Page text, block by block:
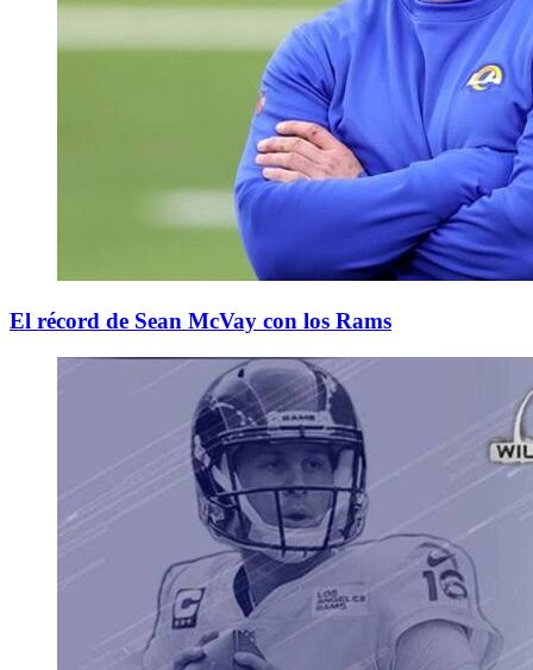
El récord de Sean McVay con los Rams